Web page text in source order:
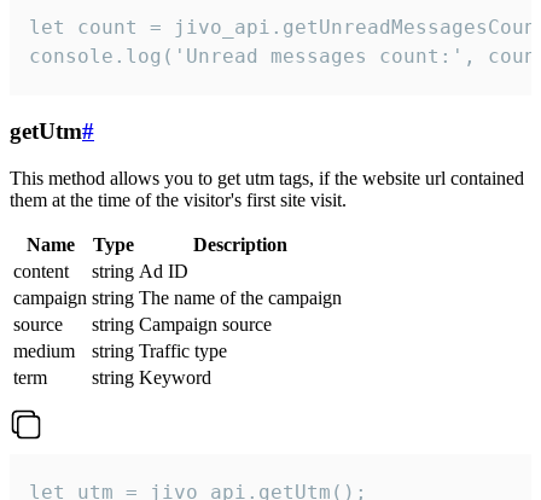
let count =
console.log('Unread messages count:',
getUtm#
This method allows you to get utm tags, if the website url contained
them at the time of the visitor's first site visit.
Name Type
Description
content
string Ad ID
campaign string The name of the campaign
source
string Campaign source
medium
string Traffic type
term
string Keyword
let utm = jivo_api.getUtm();